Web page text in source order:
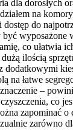
dla dorosłych
na
do
wyposażone
co ułatwia
ilością
dodatkowymi
na łatwe
–
co
zapominać o
zarówno